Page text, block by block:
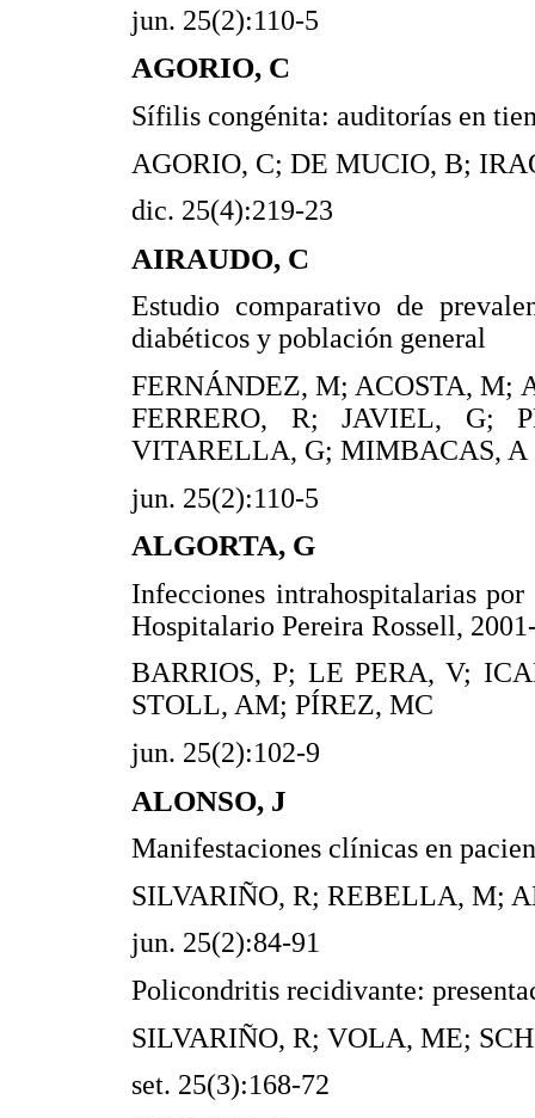
jun. 25(2):110-5
AGORIO, C
Sífilis congénita: auditorías en
AGORIO, C; DE MUCIO, B;
dic. 25(4):219-23
AIRAUDO, C
Estudio comparativo de
diabéticos y población general
FERNÁNDEZ, M; ACOSTA, M;
FERRERO, R; JAVIEL, G;
VITARELLA, G; MIMBACAS, A
jun. 25(2):110-5
ALGORTA, G
Infecciones intrahospitalarias
Hospitalario Pereira Rossell,
BARRIOS, P; LE PERA, V;
STOLL, AM; PÍREZ, MC
jun. 25(2):102-9
ALONSO, J
Manifestaciones clínicas en
SILVARIÑO, R; REBELLA, M;
jun. 25(2):84-91
Policondritis recidivante:
SILVARIÑO, R; VOLA, ME;
set. 25(3):168-72